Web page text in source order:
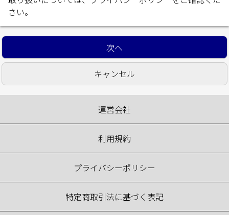
さい。
運営会社
利用規約
プライバシーポリシー
特定商取引法に基づく表記